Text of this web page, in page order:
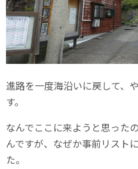
進路を一度海沿いに戻して、
す。
なんでここに来ようと思った
んですが、なぜか事前リスト
た。